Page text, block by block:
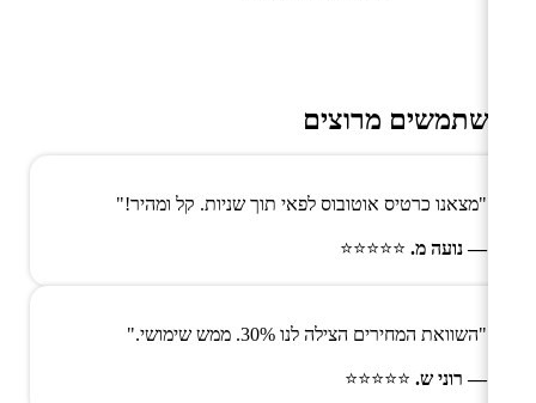
משתמשים מרוצים
"מצאנו כרטיס אוטובוס לפאי תוך שניות. קל ומהיר!"
— נועה מ. ⭐⭐⭐⭐⭐
"השוואת המחירים הצילה לנו 30%. ממש שימושי."
— רוני ש. ⭐⭐⭐⭐⭐